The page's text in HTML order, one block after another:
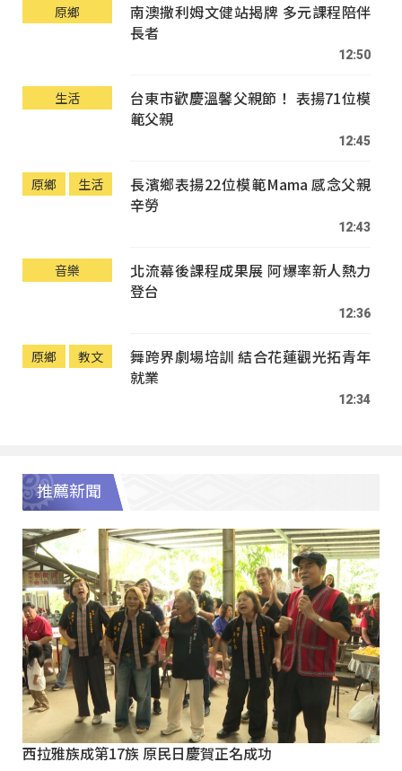
原鄉
南澳撒利姆文健站揭牌 多元課程陪伴
長者
12:50
生活
台東市歡慶溫馨父親節！ 表揚71位模
範父親
12:45
原鄉 生活
長濱鄉表揚22位模範Mama 感念父親
辛勞
12:43
音樂
北流幕後課程成果展 阿爆率新人熱力
登台
12:36
原鄉 教文
舞跨界劇場培訓 結合花蓮觀光拓青年
就業
12:34
推薦新聞
西拉雅族成第17族 原民日慶賀正名成功